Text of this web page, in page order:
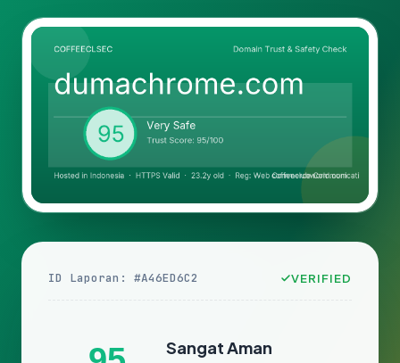
ID Laporan: #A46ED6C2 VERIFIED
Sangat Aman